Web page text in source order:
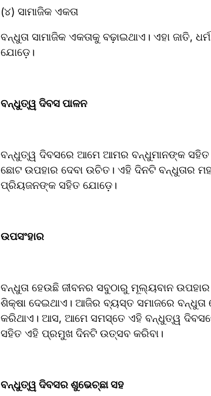
(୪) ସାମାଜିକ ଏକତା
ବନ୍ଧୁତା ସାମାଜିକ ଏକତାକୁ ବଢ଼ାଇଥାଏ। ଏହା
ଯୋଡ଼େ।
ବନ୍ଧୁତ୍ୱ ଦିବସ ପାଳନ
ବନ୍ଧୁତ୍ୱ ଦିବସରେ ଆମେ ଆମର ବନ୍ଧୁମାନଙ୍କ ସହିତ
ଛୋଟ ଉପହାର ଦେବା ଉଚିତ। ଏହି ଦିନଟି ବନ୍ଧୁତାର
ପ୍ରିୟଜନଙ୍କ ସହିତ ଯୋଡ଼େ।
ଉପସଂହାର
ବନ୍ଧୁତା ହେଉଛି ଜୀବନର ସବୁଠାରୁ ମୂଲ୍ୟବାନ
ଶିକ୍ଷା ଦେଇଥାଏ। ଆଜିର ବ୍ୟସ୍ତ ସମାଜରେ
କରିଥାଏ। ଆସ, ଆମେ ସମସ୍ତେ ଏହି ବନ୍ଧୁତ୍ୱ
ସହିତ ଏହି ପ୍ରମୁଖ ଦିନଟି ଉତ୍ସବ କରିବା।
ବନ୍ଧୁତ୍ୱ ଦିବସର ଶୁଭେଚ୍ଛା ସହ